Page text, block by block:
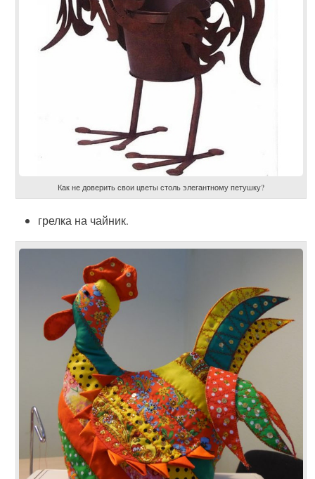
Как не доверить свои цветы столь элегантному петушку?
грелка на чайник.